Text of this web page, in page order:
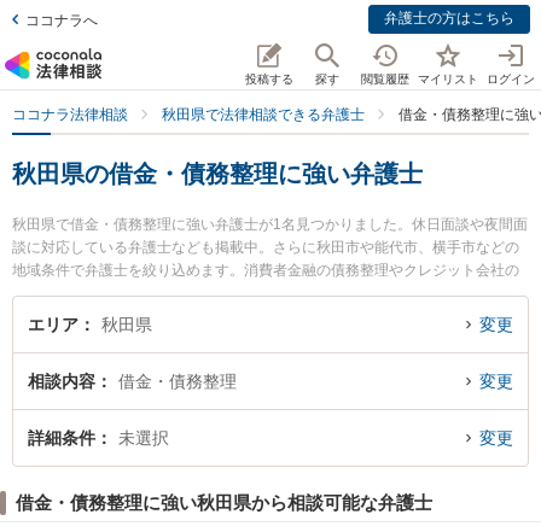
ココナラへ 弁護士の方はこちら
投稿する 探す 閲覧履歴 マイリスト ログイン
ココナラ法律相談 秋田県で法律相談できる弁護士 借金・債務整理に強
秋田県の借金・債務整理に強い弁護士
秋田県で借金・債務整理に強い弁護士が1名見つかりました。休日面談や夜間面
談に対応している弁護士なども掲載中。さらに秋田市や能代市、横手市などの
地域条件で弁護士を絞り込めます。消費者金融の債務整理やクレジット会社の
債務整理、リボ払いの債務整理等の細かな分野での絞り込み検索もでき便利で
す。特に田中法律事務所の田中 伸顕弁護士のプロフィール情報や弁護士費用、
決の実績豊富な近くの弁護士を検索したい』『初回相談無料で借金・債務整理
を法律相談できる秋田県内の弁護士に相談予約したい』などでお困りの相談者
さんにおすすめです。
エリア 秋田県 変更
相談内容 借金・債務整理 変更
詳細条件 未選択 変更
借金・債務整理に強い秋田県から相談可能な弁護士